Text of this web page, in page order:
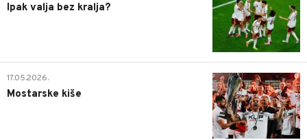
Ipak valja bez kralja?
0
17.05.2026.
Mostarske kiše